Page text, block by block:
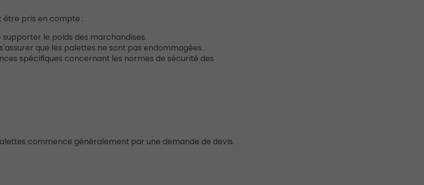
être pris en compte :
le poids des marchandises.
que les palettes ne sont pas endommagées.
spécifiques concernant les normes de sécurité des
commence généralement par une demande de devis.